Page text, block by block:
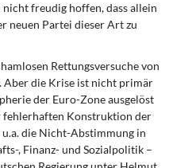
freudig hoffen, dass allein
neuen Partei dieser Art zu
Rettungsversuche von
Aber die Krise ist nicht primär
der Euro-Zone ausgelöst
fehlerhaften Konstruktion der
die Nicht-Abstimmung in
, Finanz- und Sozialpolitik –